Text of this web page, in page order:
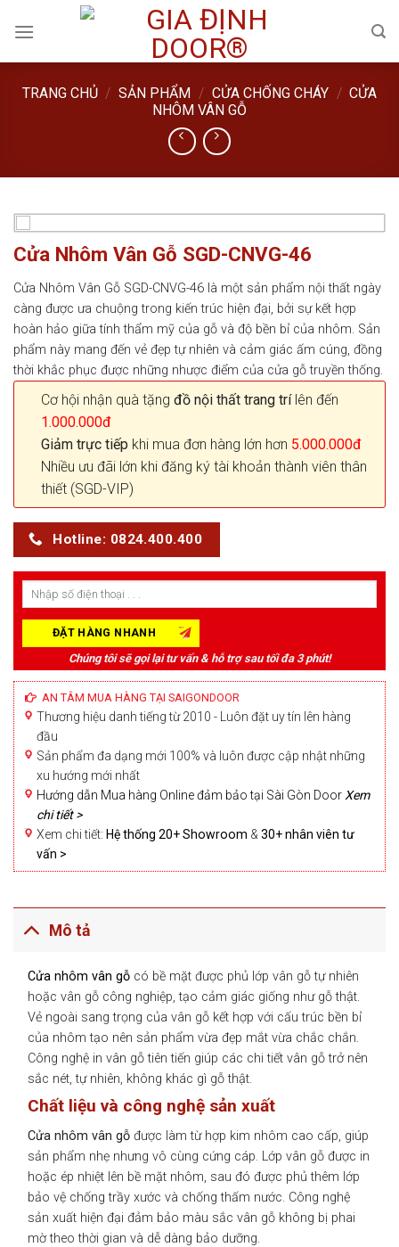
TRANG CHỦ / SẢN PHẨM / CỬA CHỐNG CHÁY / CỬA
NHÔM VÂN GỖ
Cửa Nhôm Vân Gỗ SGD-CNVG-46
Cửa Nhôm Vân Gỗ SGD-CNVG-46 là một sản phẩm nội thất ngày
càng được ưa chuộng trong kiến trúc hiện đại, bởi sự kết hợp
hoàn hảo giữa tính thẩm mỹ của gỗ và độ bền bỉ của nhôm. Sản
phẩm này mang đến vẻ đẹp tự nhiên và cảm giác ấm cúng, đồng
thời khắc phục được những nhược điểm của cửa gỗ truyền thống.
Cơ hội nhận quà tặng đồ nội thất trang trílên đến
1.000.000đ
Giảm trực tiếp khi mua đơn hàng lớn hơn 5.000.000đ
Nhiều ưu đãi lớn khi đăng ký tài khoản thành viên thân
thiết (SGD-VIP)
Hotline: 0824.400.400
Chúng tôi sẽ gọi lại tư vấn & hỗ trợ sau tối đa 3 phút!
AN TÂM MUA HÀNG TẠI SAIGONDOOR
Thương hiệu danh tiếng từ 2010 - Luôn đặt uy tín lên hàng
đầu
Sản phẩm đa dạng mới 100% và luôn được cập nhật những
xu hướng mới nhất
Hướng dẫn Mua hàng Online đảm bảo tại Sài Gòn Door Xem
chi tiết >
Xem chi tiết: Hệ thống 20+ Showroom & 30+ nhân viên tư
vấn >
Mô tả
Cửa nhôm vân gỗ có bề mặt được phủ lớp vân gỗ tự nhiên
hoặc vân gỗ công nghiệp, tạo cảm giác giống như gỗ thật.
Vẻ ngoài sang trọng của vân gỗ kết hợp với cấu trúc bền bỉ
của nhôm tạo nên sản phẩm vừa đẹp mắt vừa chắc chắn.
Công nghệ in vân gỗ tiên tiến giúp các chi tiết vân gỗ trở nên
sắc nét, tự nhiên, không khác gì gỗ thật.
Chất liệu và công nghệ sản xuất
Cửa nhôm vân gỗ được làm từ hợp kim nhôm cao cấp, giúp
sản phẩm nhẹ nhưng vô cùng cứng cáp. Lớp vân gỗ được in
hoặc ép nhiệt lên bề mặt nhôm, sau đó được phủ thêm lớp
bảo vệ chống trầy xước và chống thấm nước. Công nghệ
sản xuất hiện đại đảm bảo màu sắc vân gỗ không bị phai
mờ theo thời gian và dễ dàng bảo dưỡng.